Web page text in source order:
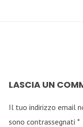
LASCIA UN
Il tuo indirizzo email
sono contrassegnati *